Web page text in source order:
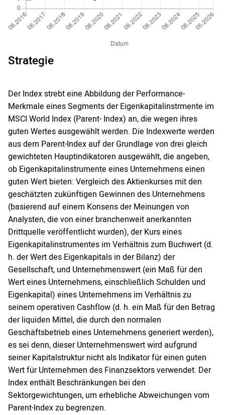
Strategie
Der Index strebt eine Abbildung der Performance-
Merkmale eines Segments der Eigenkapitalinstrmente im
MSCI World Index (Parent- Index) an, die wegen ihres
guten Wertes ausgewählt werden. Die Indexwerte werden
aus dem Parent-Index auf der Grundlage von drei gleich
gewichteten Hauptindikatoren ausgewählt, die angeben,
ob Eigenkapitalinstrumente eines Unternehmens einen
guten Wert bieten: Vergleich des Aktienkurses mit den
geschätzten zukünftigen Gewinnen des Unternehmens
(basierend auf einem Konsens der Meinungen von
Analysten, die von einer branchenweit anerkannten
Drittquelle veröffentlicht wurden), der Kurs eines
Eigenkapitalinstrumentes im Verhältnis zum Buchwert (d.
h. der Wert des Eigenkapitals in der Bilanz) der
Gesellschaft, und Unternehmenswert (ein Maß für den
Wert eines Unternehmens, einschließlich Schulden und
Eigenkapital) eines Unternehmens im Verhältnis zu
seinem operativen Cashflow (d. h. ein Maß für den Betrag
der liquiden Mittel, die durch den normalen
Geschäftsbetrieb eines Unternehmens generiert werden),
es sei denn, dieser Unternehmenswert wird aufgrund
seiner Kapitalstruktur nicht als Indikator für einen guten
Wert für Unternehmen des Finanzsektors verwendet. Der
Index enthält Beschränkungen bei den
Sektorgewichtungen, um erhebliche Abweichungen vom
Parent-Index zu begrenzen.